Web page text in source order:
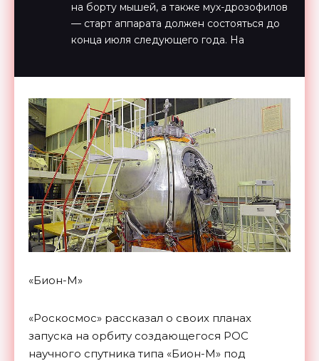
на борту мышей, а также мух-дрозофилов
— старт аппарата должен состояться до
конца июля следующего года. На
«Бион-М»
«Роскосмос» рассказал о своих планах
запуска на орбиту создающегося РОС
научного спутника типа «Бион-М» под